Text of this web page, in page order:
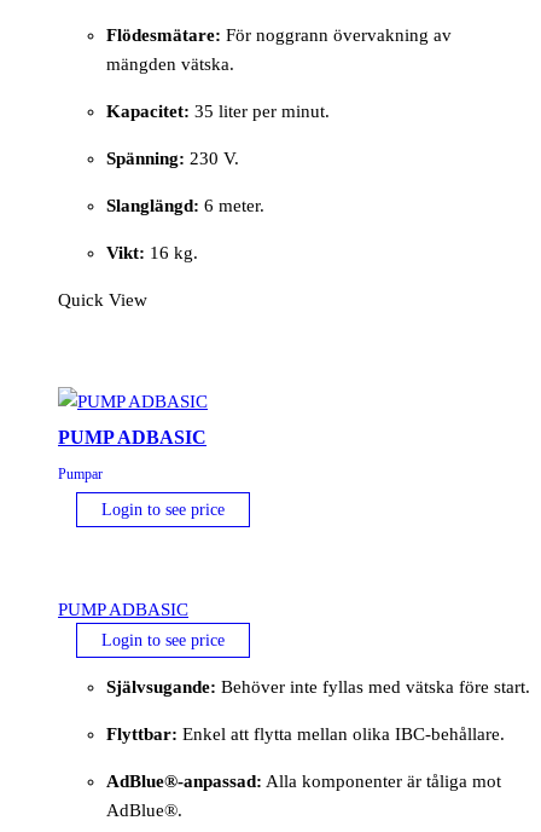
Flödesmätare: För noggrann övervakning av
mängden vätska.
Kapacitet: 35 liter per minut.
Spänning: 230 V.
Slanglängd: 6 meter.
Vikt: 16 kg.
Quick View
PUMP ADBASIC
Pumpar
Login to see price
PUMP ADBASIC
Login to see price
Självsugande: Behöver inte fyllas med vätska före start.
Flyttbar: Enkel att flytta mellan olika IBC-behållare.
AdBlue®-anpassad: Alla komponenter är tåliga mot
AdBlue®.